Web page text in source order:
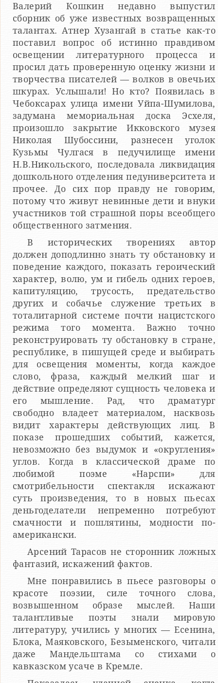
Валерий Кошкин недавно выпустил
сборник об уже известных возвращенных
талантах. Атнер Хузангай в статье как-то
поставил вопрос об истинно правдивом
освещении литературного процесса и
просил дать проверенную оценку жизни и
творчества писателей — волков в овечьих
шкурах. Услышали! Но кто? Появилась в
Чебоксарах улица имени Уйпа-Шумилова,
задумана мемориальная доска Эсхеля,
произошло закрытие Икковского музея
Николая Шубоссини, разнесен уголок
Кузьмы Чулгася в педучилище имени
Н.В.Никольского, последовала ликвидация
дошкольного отделения педуниверситета и
прочее. До сих пор правду не говорим,
потому что живут невинные дети и внуки
участников той страшной поры всеобщего
общественного затмения.
В исторических творениях автор
должен доподлинно знать ту обстановку и
поведение каждого, показать героический
характер, волю, ум и гибель одних героев,
капитуляцию, трусость, предательство
других и собачье служение третьих в
тоталитарной системе почти нацистского
режима того момента. Важно точно
реконструировать ту обстановку в стране,
республике, в пишущей среде и выбирать
для освещения моменты, когда каждое
слово, фраза, каждый мелкий шаг и
действие определяют сущность человека и
его мышление. Рад, что драматург
свободно владеет материалом, насквозь
видит характеры действующих лиц. В
показе прошедших событий, кажется,
невозможно без выдумок и «округления»
углов. Когда в классической драме по
любимой поэме «Нарспи» для
смотрибельности спектакля искажают
суть произведения, то в новых пьесах
деньгоделатели непременно потребуют
смачности и пошлятины, модности по-
американски.
Арсений Тарасов не сторонник ложных
фантазий, искажений фактов.
Мне понравились в пьесе разговоры о
красоте поэзии, силе точного слова,
возвышенном образе мыслей. Наши
талантливые поэты знали мировую
литературу, учились у многих — Есенина,
Блока, Маяковского, Безыменского, читали
даже Мандельштама со стихами о
кавказском усаче в Кремле.